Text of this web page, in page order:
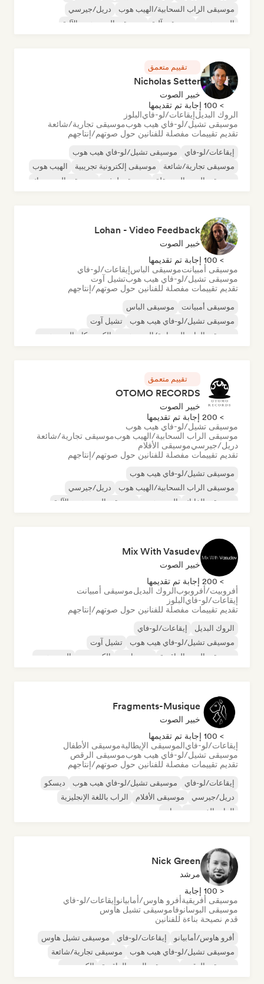
موسيقى الراب السحابية/الهيب هوب
دريل/جيرسي
الهيب هوب
موسيقى آلية
موسيقى الهيب هوب الآلية
تقييم متعمق
Nicholas Setter
خبير الصوت
> 100 إجابة تم تقديمها
الروك البديلإيقاعات/لو-فايالبلوز
موسيقى تشيل/لو-فاي هيب هوبموسيقى تجارية/شائعة
تقديم تقييمات مفصلة للفنانين حول صوتهم/إنتاجهم
إيقاعات/لو-فاي
موسيقى تشيل/لو-فاي هيب هوب
موسيقى تجارية/شائعة
موسيقى إلكترونية تجريبية
الهيب هوب
موسيقى البوب المستقلة
موسيقى لوفي موسيقى البوب روك
Lohan - Video Feedback
خبير الصوت
> 100 إجابة تم تقديمها
موسيقى أمبيانتموسيقى الباسإيقاعات/لو-فاي
موسيقى تشيل/لو-فاي هيب هوبتشيل آوت
تقديم تقييمات مفصلة للفنانين حول صوتهم/إنتاجهم
موسيقى أمبيانت
موسيقى الباس
موسيقى تشيل/لو-فاي هيب هوب
تشيل آوت
موسيقى الراب السحابية/الهيب هوب
إلكترونيكا
الهيب هوب
تقييم متعمق
OTOMO RECORDS
خبير الصوت
> 200 إجابة تم تقديمها
موسيقى تشيل/لو-فاي هيب هوب
موسيقى الراب السحابية/الهيب هوبموسيقى تجارية/شائعة
دريل/جيرسيموسيقى الأفلام
تقديم تقييمات مفصلة للفنانين حول صوتهم/إنتاجهم
موسيقى تشيل/لو-فاي هيب هوب
موسيقى الراب السحابية/الهيب هوب
دريل/جيرسي
موسيقى الفانك
الهيب هوب
موسيقى الهيب هوب الآلية
Mix With Vasudev
خبير الصوت
> 200 إجابة تم تقديمها
أفروبيت/أفروبوبالروك البديلموسيقى أمبيانت
إيقاعات/لو-فايالبلوز
تقديم تقييمات مفصلة للفنانين حول صوتهم/إنتاجهم
الروك البديل
إيقاعات/لو-فاي
موسيقى تشيل/لو-فاي هيب هوب
تشيل آوت
موسيقى البوب الراقصة
ديب هاوس إلكتروبوب الهيب هوب
Fragments-Musique
خبير الصوت
> 100 إجابة تم تقديمها
إيقاعات/لو-فايالموسيقى الإيطاليةموسيقى الأطفال
موسيقى تشيل/لو-فاي هيب هوبموسيقى الرقص
تقديم تقييمات مفصلة للفنانين حول صوتهم/إنتاجهم
إيقاعات/لو-فاي موسيقى تشيل/لو-فاي هيب هوب
ديسكو
دريل/جيرسي
موسيقى الأفلام
الراب باللغة الإنجليزية
الراب الفرنسي
تراب
Nick Green
مرشد
< 100 إجابة
موسيقى أفريقيةأفرو هاوس/أمابيانوإيقاعات/لو-فاي
موسيقى البوسانوفاموسيقى تشيل هاوس
قدم نصيحة بناءة للفنانين
أفرو هاوس/أمابيانو إيقاعات/لو-فاي
موسيقى تشيل هاوس
موسيقى تشيل/لو-فاي هيب هوب
موسيقى تجارية/شائعة
موسيقى الرقص
موسيقى البوب الراقصة إلكتروبوب